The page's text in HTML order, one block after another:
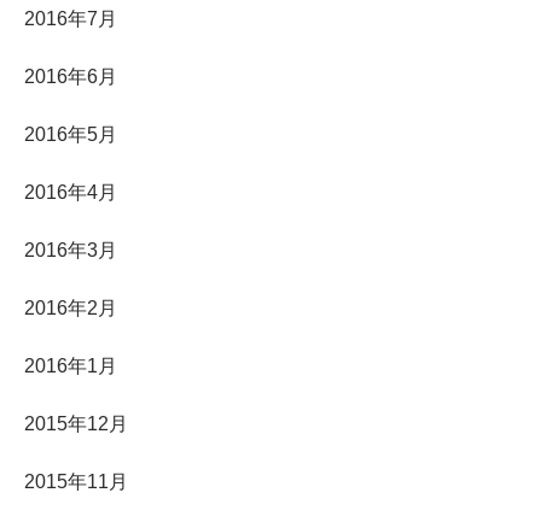
2016年7月
2016年6月
2016年5月
2016年4月
2016年3月
2016年2月
2016年1月
2015年12月
2015年11月